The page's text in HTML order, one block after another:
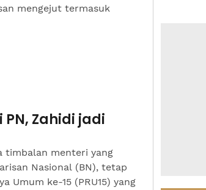
mengejut termasuk
Zahidi jadi
timbalan menteri yang
Nasional (BN), tetap
Umum ke-15 (PRU15) yang